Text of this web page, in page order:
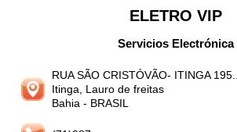
ELETRO VIP
Servicios Electrónica
RUA SÃO CRISTÓVÃO- ITINGA 195...
Itinga, Lauro de freitas
Bahia - BRASIL